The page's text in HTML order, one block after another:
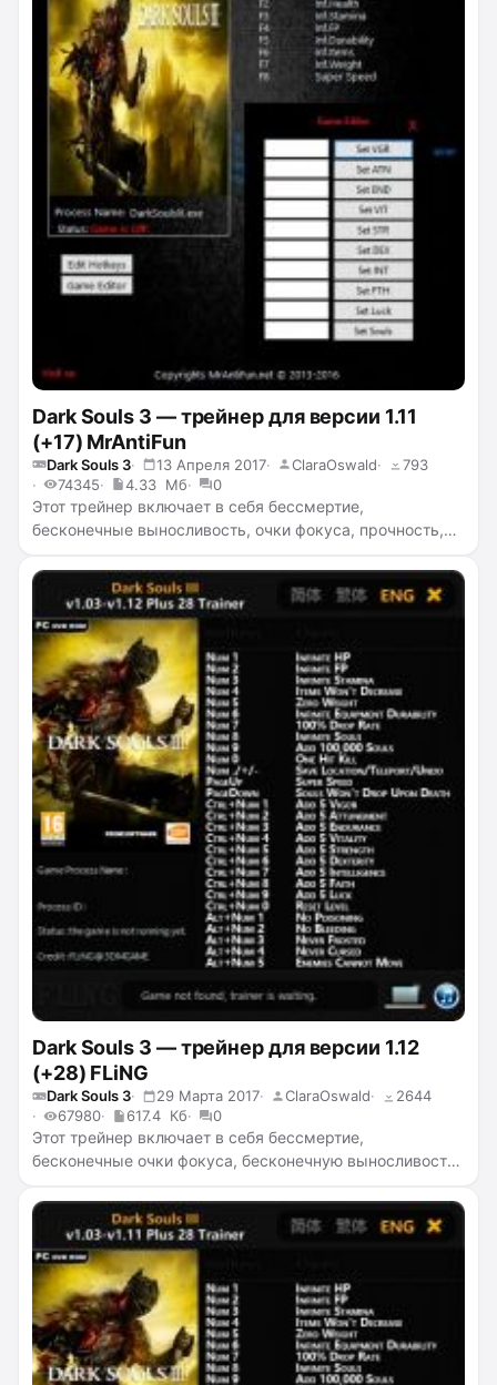
Dark Souls 3 — трейнер для версии 1.11
(+17) MrAntiFun
Dark Souls 3 13 Апреля 2017 ClaraOswald
793
74345
4.33 Мб 0
Этот трейнер включает в себя бессмертие,
бесконечные выносливость, очки фокуса, прочность,
добавление очков к жизненной силе, учёности,
стойкости, физической мощи, силе, ловкости,
интеллекту, вере, удаче и добавление количества душ.
Dark Souls 3 — трейнер для версии 1.12
(+28) FLiNG
Dark Souls 3 29 Марта 2017 ClaraOswald
2644
67980
617.4 Кб 0
Этот трейнер включает в себя бессмертие,
бесконечные очки фокуса, бесконечную выносливость,
бесконечные души, убийство с одного удара, 100%-ное
выпадание трофеев с противников, телепортацию,
супер скорость, добавление очков к жизненной силе,
учёности, стойкости, физической мощи, силе, ловкости,
интеллекту, вере, удаче и другое.